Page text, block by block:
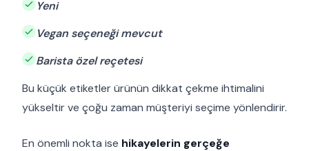
Yeni
Vegan seçeneği mevcut
Barista özel reçetesi
Bu küçük etiketler ürünün dikkat çekme ihtimalini
yükseltir ve çoğu zaman müşteriyi seçime yönlendirir.
En önemli nokta ise hikayelerin gerçeğe